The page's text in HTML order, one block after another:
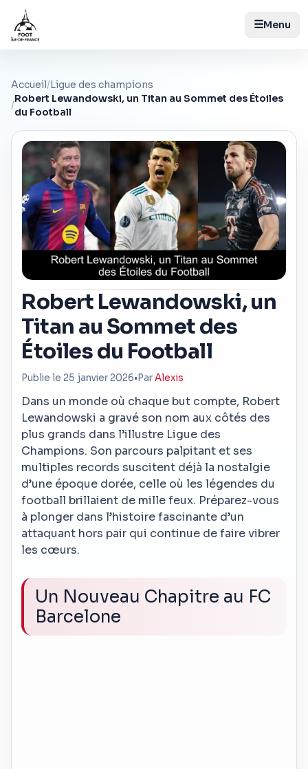
☰Menu
Accueil/Ligue des champions
/
Robert Lewandowski, un Titan au Sommet des Étoiles
du Football
Robert Lewandowski, un
Titan au Sommet des
Étoiles du Football
Publie le 25 janvier 2026• ParAlexis
Dans un monde où chaque but compte, Robert
Lewandowski a gravé son nom aux côtés des
plus grands dans l’illustre Ligue des
Champions. Son parcours palpitant et ses
multiples records suscitent déjà la nostalgie
d’une époque dorée, celle où les légendes du
football brillaient de mille feux. Préparez-vous
à plonger dans l’histoire fascinante d’un
attaquant hors pair qui continue de faire vibrer
les cœurs.
Un Nouveau Chapitre au FC
Barcelone